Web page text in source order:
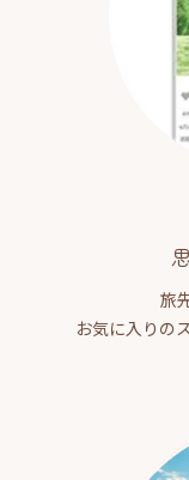
旅
お気に入りの